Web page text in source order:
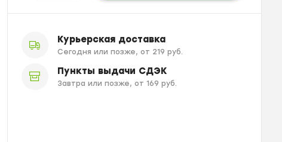
Курьерская доставка
Сегодня или позже, от 219 руб.
Пункты выдачи СДЭК
Завтра или позже, от 169 руб.